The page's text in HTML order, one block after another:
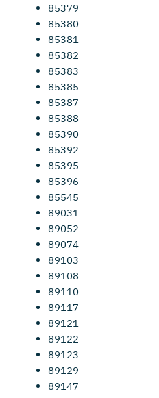
85379
85380
85381
85382
85383
85385
85387
85388
85390
85392
85395
85396
85545
89031
89052
89074
89103
89108
89110
89117
89121
89122
89123
89129
89147